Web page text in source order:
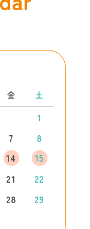
金 土
1
7
8
14
15
21
22
28
29